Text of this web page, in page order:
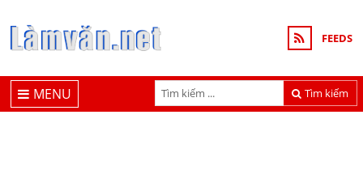
FEEDS
Tìm kiếm
MENU